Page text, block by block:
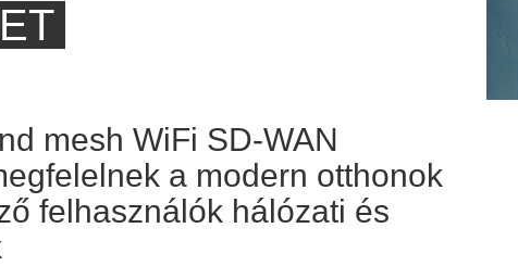
mesh WiFi SD-WAN
a modern otthonok
felhasználók hálózati és